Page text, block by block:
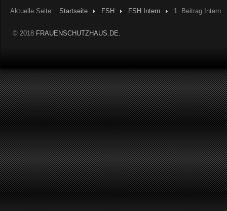
Aktuelle Seite: Startseite FSH FSH Intern 1. Beitrag Intern
© 2018 FRAUENSCHUTZHAUS.DE.